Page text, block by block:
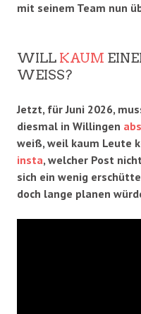
mit seinem Team nun
WILL KAUM
WEISS?
Jetzt, für Juni 2026,
diesmal in Willingen
weiß, weil kaum Leute
insta, welcher Post
sich ein wenig
doch lange planen